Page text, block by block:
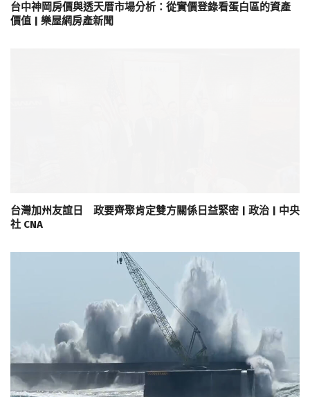
台中神岡房價與透天厝市場分析：從實價登錄看蛋白區的資產
價值 | 樂屋網房產新聞
台灣加州友誼日 政要齊聚肯定雙方關係日益緊密 | 政治 | 中央
社 CNA